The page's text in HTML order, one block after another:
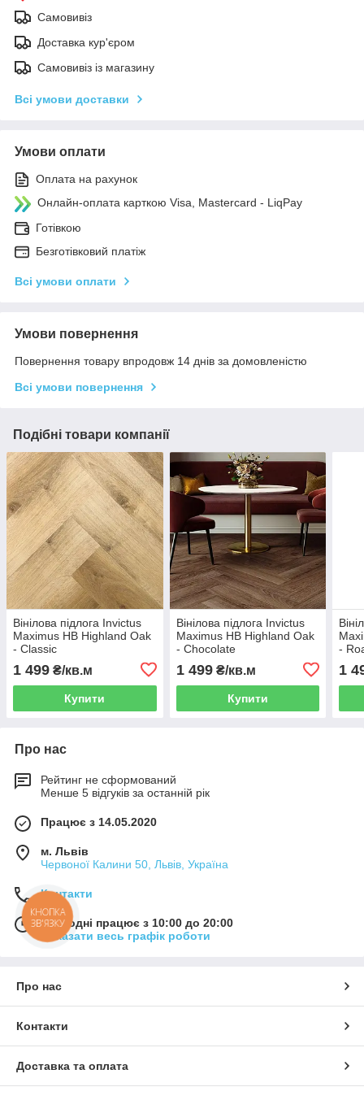
Самовивіз
Доставка кур'єром
Самовивіз із магазину
Всі умови доставки
Умови оплати
Оплата на рахунок
Онлайн-оплата карткою Visa, Mastercard - LiqPay
Готівкою
Безготівковий платіж
Всі умови оплати
Умови повернення
Повернення товару впродовж 14 днів за домовленістю
Всі умови повернення
Подібні товари компанії
Вінілова підлога Invictus
Maximus HB Highland Oak
- Classic
1 499 ₴/кв.м
Купити
Вінілова підлога Invictus
Maximus HB Highland Oak
- Chocolate
1 499₴/кв.м
Купити
-
1
Про нас
Рейтинг не сформований
Менше 5 відгуків за останній рік
Працює з 14.05.2020
м. Львів
Червоної Калини 50, Львів, Україна
Контакти
Сьогодні працює з 10:00 до 20:00
Показати весь графік роботи
Про нас
Контакти
Доставка та оплата
КНОПКА
ЗВ'ЯЗКУ